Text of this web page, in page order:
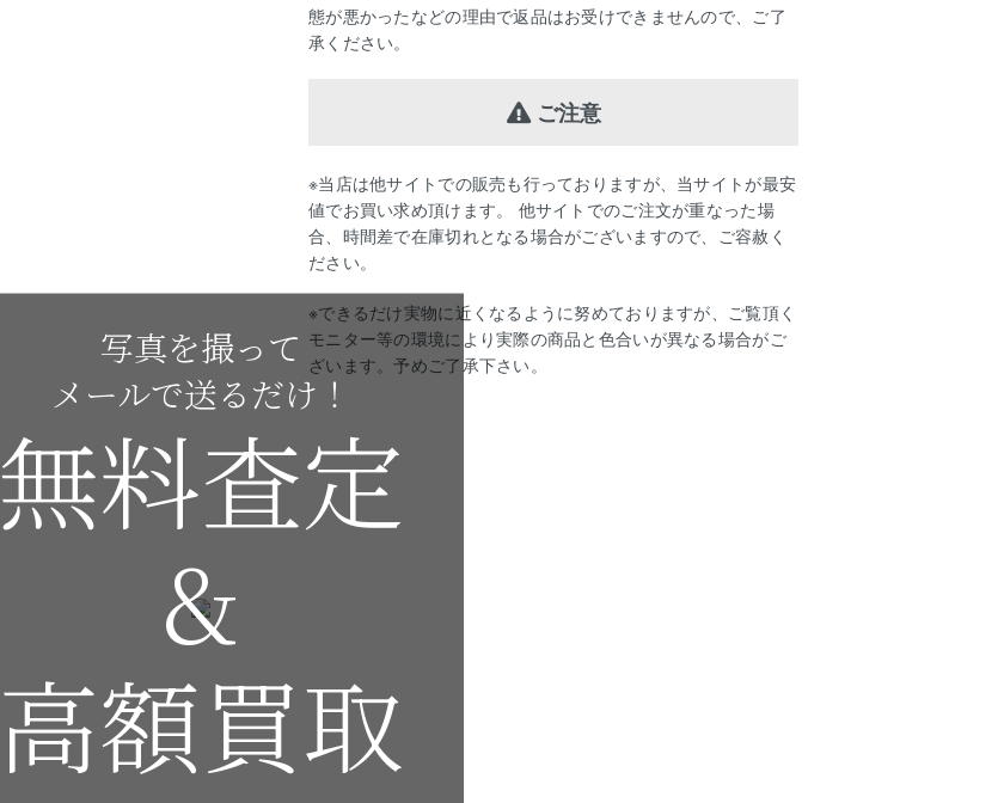
態が悪かったなどの理由で返品はお受けできませんので、ご了
承ください。
ご注意
※当店は他サイトでの販売も行っておりますが、当サイトが最安
値でお買い求め頂けます。 他サイトでのご注文が重なった場
合、時間差で在庫切れとなる場合がございますので、ご容赦く
ださい。
※できるだけ実物に近くなるように努めておりますが、ご覧頂く
モニター等の環境により実際の商品と色合いが異なる場合がご
ざいます。予めご了承下さい。
写真を撮って
メールで送るだけ！
無料査定
&
高額買取